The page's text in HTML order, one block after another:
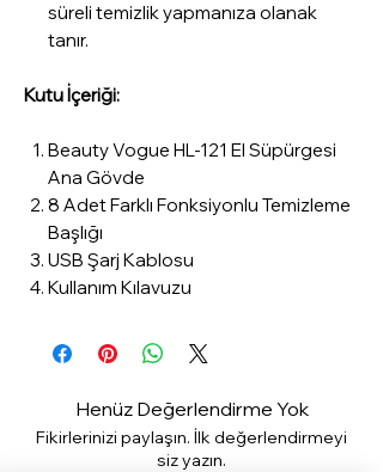
süreli temizlik yapmanıza olanak
tanır.
Kutu İçeriği:
Beauty Vogue HL-121 El Süpürgesi
Ana Gövde
8 Adet Farklı Fonksiyonlu Temizleme
Başlığı
USB Şarj Kablosu
Kullanım Kılavuzu
Henüz Değerlendirme Yok
Fikirlerinizi paylaşın. İlk değerlendirmeyi
siz yazın.